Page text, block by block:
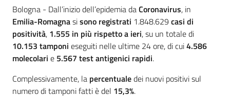
Contenuto
Bologna - Dall’inizio dell’epidemia daCoronavirus, in
Emilia-Romagnasisono registrati 1.848.629 casi di
positività, 1.555 in più rispetto a ieri, su un totale di
10.153 tamponi eseguiti nelle ultime 24 ore, di cui4.586
molecolari e 5.567 test antigenici rapidi.
Complessivamente, la percentualedei nuovi positivi sul
numero di tamponi fatti è del 15,3%.